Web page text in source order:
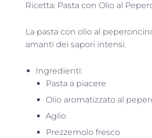
Ricetta: Pasta con Olio al
La pasta con olio al
amanti dei sapori intensi.
Ingredienti:
Pasta a piacere
Olio aromatizzato al
Aglio
Prezzemolo fresco